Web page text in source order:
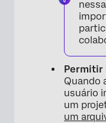
Permitir
Quando
usuário
um
um